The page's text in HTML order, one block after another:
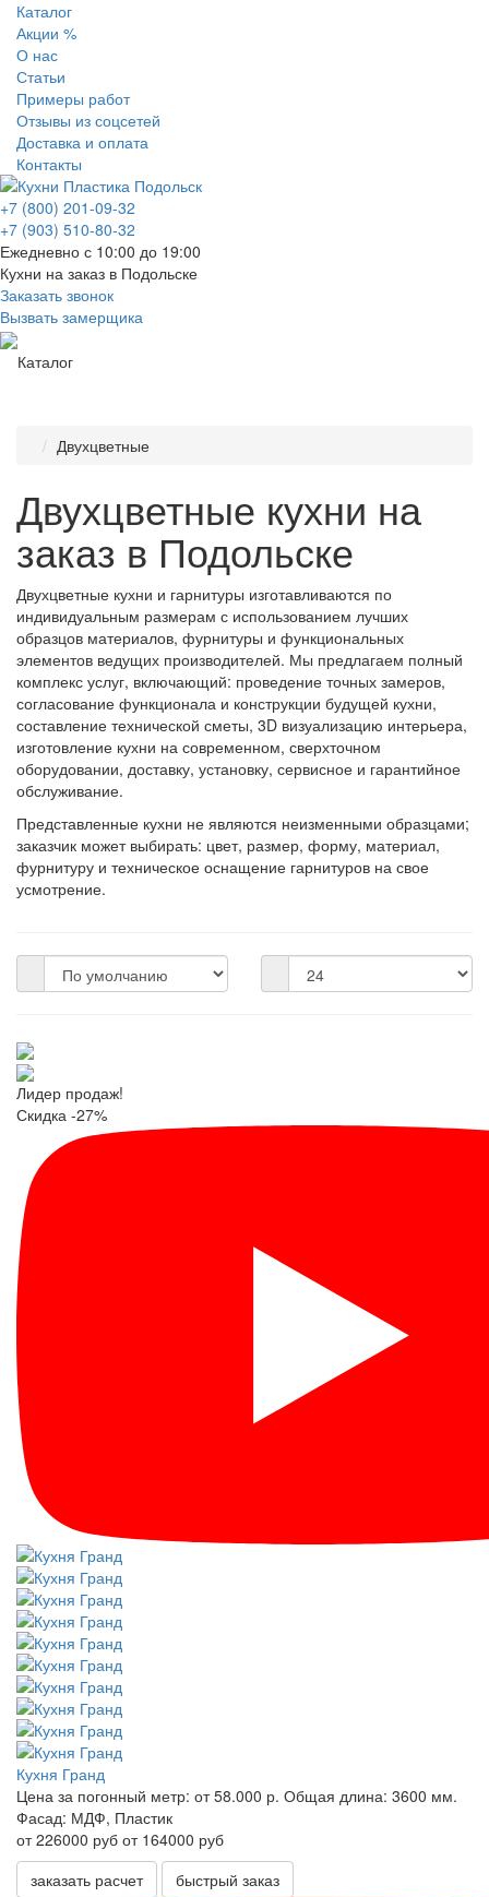
Каталог
Акции %
О нас
Статьи
Примеры работ
Отзывы из соцсетей
Доставка и оплата
Контакты
+7 (800) 201-09-32
+7 (903) 510-80-32
Ежедневно с 10:00 до 19:00
Кухни на заказ в Подольске
Заказать звонок
Вызвать замерщика
Каталог
Двухцветные
Двухцветные кухни на
заказ в Подольске
Двухцветные кухни и гарнитуры изготавливаются по
индивидуальным размерам с использованием лучших
образцов материалов, фурнитуры и функциональных
элементов ведущих производителей. Мы предлагаем полный
комплекс услуг, включающий: проведение точных замеров,
согласование функционала и конструкции будущей кухни,
составление технической сметы, 3D визуализацию интерьера,
изготовление кухни на современном, сверхточном
оборудовании, доставку, установку, сервисное и гарантийное
обслуживание.
Представленные кухни не являются неизменными образцами;
заказчик может выбирать: цвет, размер, форму, материал,
фурнитуру и техническое оснащение гарнитуров на свое
усмотрение.
Лидер продаж!
Скидка -27%
Кухня Гранд
Цена за погонный метр: от 58.000 р. Общая длина: 3600 мм.
Фасад: МДФ, Пластик
от 226000 руб от 164000 руб
заказать расчет
быстрый заказ